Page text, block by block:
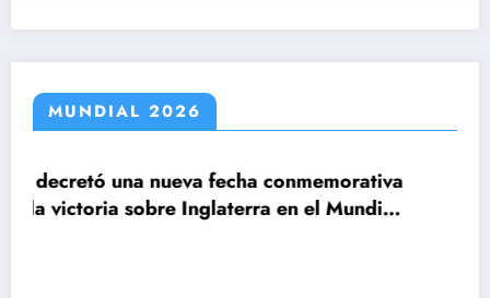
MUNDIAL 2026
fecha conmemorativa
Inglaterra en el Mundial